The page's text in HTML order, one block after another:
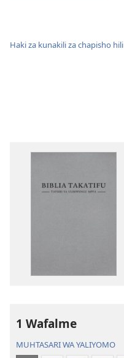
Haki za kunakili za chapisho hili
1 Wafalme
MUHTASARI WA YALIYOMO